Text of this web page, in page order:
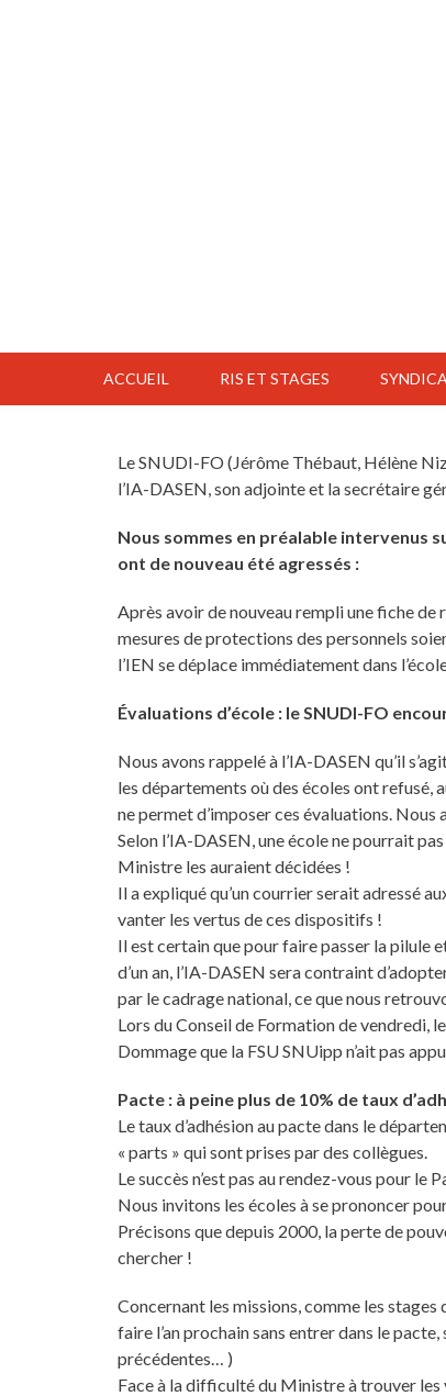
ACCUEIL RIS ET STAGES
Le SNUDI-FO (Jérôme Thébaut, Hélène
l’IA-DASEN, son adjointe et la secrétaire
Nous sommes en préalable intervenus
ont de nouveau été agressés :
Après avoir de nouveau rempli une fiche
mesures de protections des personnels
l’IEN se déplace immédiatement dans
Évaluations d’école : le SNUDI-FO
Nous avons rappelé à l’IA-DASEN qu’il
les départements où des écoles ont refusé,
ne permet d’imposer ces évaluations.
Selon l’IA-DASEN, une école ne pourrait
Ministre les auraient décidées !
Il a expliqué qu’un courrier serait adressé
vanter les vertus de ces dispositifs !
Il est certain que pour faire passer la pilule
d’un an, l’IA-DASEN sera contraint
par le cadrage national, ce que nous
Lors du Conseil de Formation de vendredi,
Dommage que la FSU SNUipp n’ait pas
Pacte : à peine plus de 10% de taux
Le taux d’adhésion au pacte dans le
« parts » qui sont prises par des collègues.
Le succès n’est pas au rendez-vous pour le
Nous invitons les écoles à se prononcer
Précisons que depuis 2000, la perte de
chercher !
Concernant les missions, comme les stages
faire l’an prochain sans entrer dans le
précédentes… )
Face à la difficulté du Ministre à trouver les